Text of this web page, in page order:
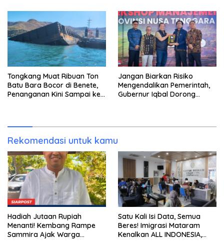
Tongkang Muat Ribuan Ton
Batu Bara Bocor di Benete,
Penanganan Kini Sampai ke
Jangan Biarkan Risiko
Mengendalikan Pemerintah,
Gubernur Iqbal Dorong
Rekomendasi untuk kamu
Hadiah Jutaan Rupiah
Menanti! Kembang Rampe
Sammira Ajak Warga
Satu Kali Isi Data, Semua
Beres! Imigrasi Mataram
Kenalkan ALL INDONESIA,